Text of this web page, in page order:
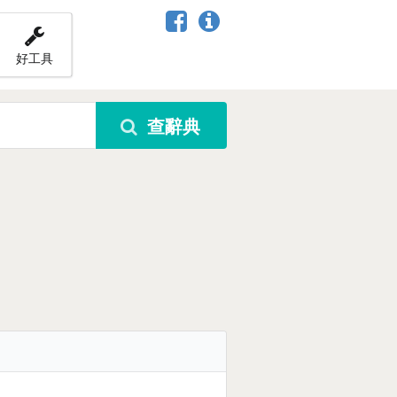
好工具
查辭典